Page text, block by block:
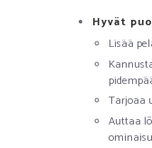
Hyvät
Lisää
Tarjoaa
Auttaa